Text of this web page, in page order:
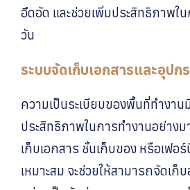
อึดอัด และช่วยเพิ่มประสิทธิภาพใ
วัน
ระบบจัดเก็บเอกสารและอุป
ความเป็นระเบียบของพื้นที่ทำงา
ประสิทธิภาพในการทำงานอย่าง
เก็บเอกสาร ชั้นเก็บของ หรือเฟอ
เหมาะสม จะช่วยให้สามารถจัดเ